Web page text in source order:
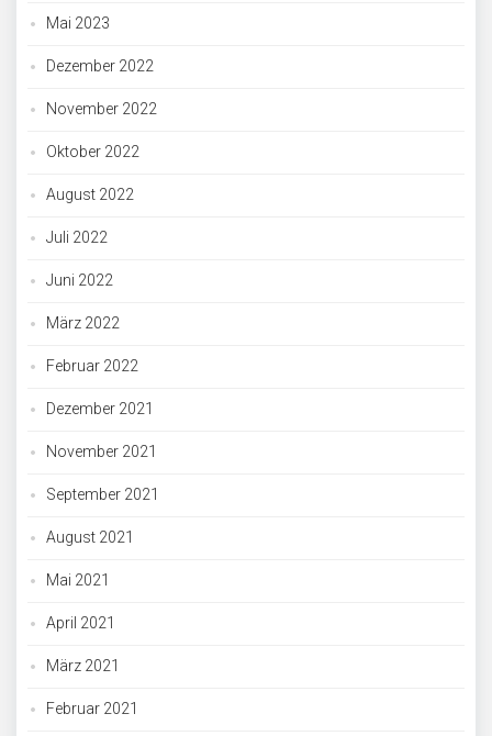
Mai 2023
Dezember 2022
November 2022
Oktober 2022
August 2022
Juli 2022
Juni 2022
März 2022
Februar 2022
Dezember 2021
November 2021
September 2021
August 2021
Mai 2021
April 2021
März 2021
Februar 2021